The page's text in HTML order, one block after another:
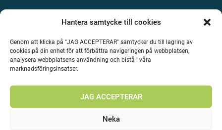
Hantera samtycke till cookies
Genom att klicka på "JAG ACCEPTERAR" samtycker du till lagring av
cookies på din enhet för att förbättra navigeringen på webbplatsen,
analysera webbplatsens användning och bistå i våra
marknadsföringsinsatser.
JAG ACCEPTERAR
Neka
Upphovsrätt 2026 Enjoy Travel Alla rättigheter reserverade